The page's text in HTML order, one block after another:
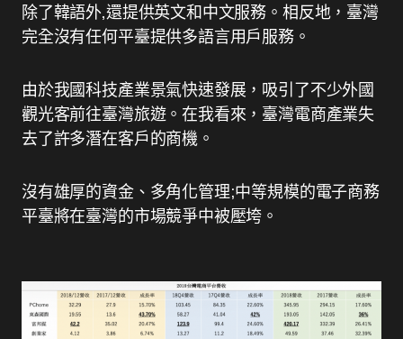
除了韓語外,還提供英文和中文服務。相反地，臺灣
完全沒有任何平臺提供多語言用戶服務。
由於我國科技產業景氣快速發展，吸引了不少外國
觀光客前往臺灣旅遊。在我看來，臺灣電商產業失
去了許多潛在客戶的商機。
沒有雄厚的資金、多角化管理;中等規模的電子商務
平臺將在臺灣的市場競爭中被壓垮。